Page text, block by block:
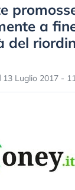
a
del
13 Luglio 2017 -